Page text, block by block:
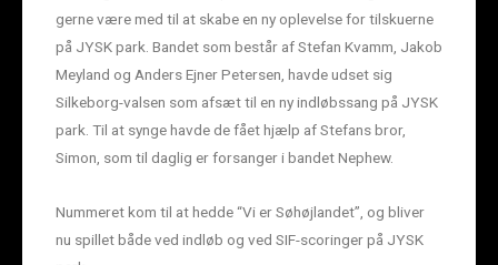
gerne være med til at skabe en ny oplevelse for tilskuerne
på JYSK park. Bandet som består af Stefan Kvamm, Jakob
Meyland og Anders Ejner Petersen, havde udset sig
Silkeborg-valsen som afsæt til en ny indløbssang på JYSK
park. Til at synge havde de fået hjælp af Stefans bror,
Simon, som til daglig er forsanger i bandet Nephew.
Nummeret kom til at hedde “Vi er Søhøjlandet”, og bliver
nu spillet både ved indløb og ved SIF-scoringer på JYSK